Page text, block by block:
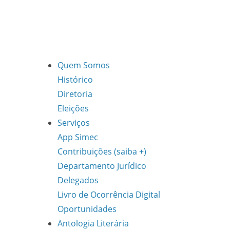
Quem Somos
Histórico
Diretoria
Eleições
Serviços
App Simec
Contribuições (saiba +)
Departamento Jurídico
Delegados
Livro de Ocorrência Digital
Oportunidades
Antologia Literária